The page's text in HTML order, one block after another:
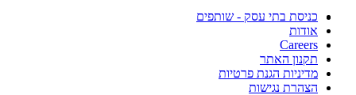
כניסת בתי עסק - שותפים
אודות
Careers
תקנון האתר
מדיניות הגנת פרטיות
הצהרת נגישות